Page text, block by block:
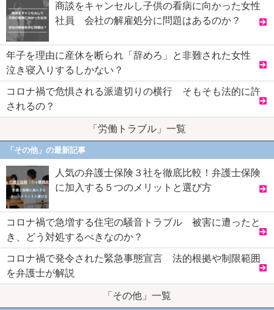
商談をキャンセルし子供の看病に向かった女性
社員 会社の解雇処分に問題はあるのか？
年子を理由に産休を断られ「辞めろ」と非難された女性
泣き寝入りするしかない？
コロナ禍で危惧される派遣切りの横行 そもそも法的に許
されるの？
「労働トラブル」一覧
「その他」の最新記事
人気の弁護士保険３社を徹底比較！弁護士保険
に加入する５つのメリットと選び方
コロナ禍で急増する住宅の騒音トラブル 被害に遭ったと
き、どう対処するべきなのか？
コロナ禍で発令された緊急事態宣言 法的根拠や制限範囲
を弁護士が解説
「その他」一覧